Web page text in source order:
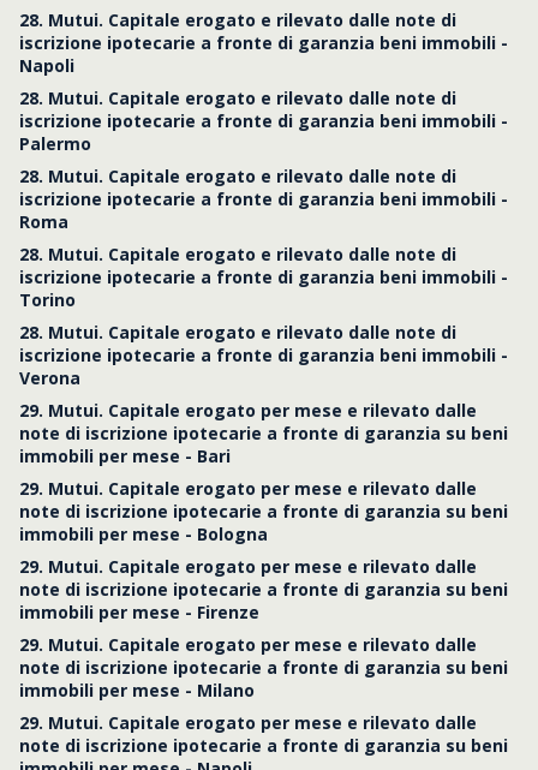
28. Mutui. Capitale erogato e rilevato dalle note di
iscrizione ipotecarie a fronte di garanzia beni immobili -
Napoli
28. Mutui. Capitale erogato e rilevato dalle note di
iscrizione ipotecarie a fronte di garanzia beni immobili -
Palermo
28. Mutui. Capitale erogato e rilevato dalle note di
iscrizione ipotecarie a fronte di garanzia beni immobili -
Roma
28. Mutui. Capitale erogato e rilevato dalle note di
iscrizione ipotecarie a fronte di garanzia beni immobili -
Torino
28. Mutui. Capitale erogato e rilevato dalle note di
iscrizione ipotecarie a fronte di garanzia beni immobili -
Verona
29. Mutui. Capitale erogato per mese e rilevato dalle
note di iscrizione ipotecarie a fronte di garanzia su beni
immobili per mese - Bari
29. Mutui. Capitale erogato per mese e rilevato dalle
note di iscrizione ipotecarie a fronte di garanzia su beni
immobili per mese - Bologna
29. Mutui. Capitale erogato per mese e rilevato dalle
note di iscrizione ipotecarie a fronte di garanzia su beni
immobili per mese - Firenze
29. Mutui. Capitale erogato per mese e rilevato dalle
note di iscrizione ipotecarie a fronte di garanzia su beni
immobili per mese - Milano
29. Mutui. Capitale erogato per mese e rilevato dalle
note di iscrizione ipotecarie a fronte di garanzia su beni